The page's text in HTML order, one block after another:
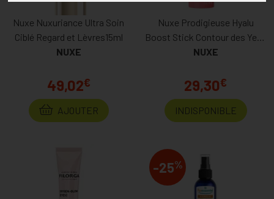
Nuxe Nuxuriance Ultra Soin
Ciblé Regard et Lèvres15ml
NUXE
49,02€
AJOUTER
Nuxe Prodigieuse Hyalu
Boost Stick Contour des Yeux
Defatiguant 10gr
NUXE
29,30€
INDISPONIBLE
-25%